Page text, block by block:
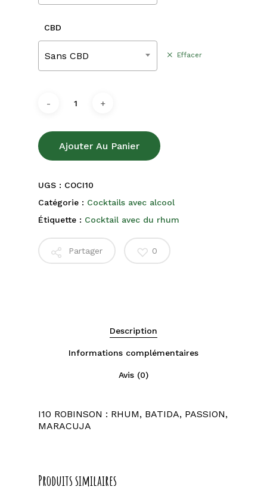
CBD
Sans CBD Effacer
Ajouter Au Panier
UGS : COCI10
Catégorie : Cocktails avec alcool
Étiquette : Cocktail avec du rhum
Partager 0
Description
Informations complémentaires
Avis (0)
I10 ROBINSON : RHUM, BATIDA, PASSION,
MARACUJA
Produits similaires